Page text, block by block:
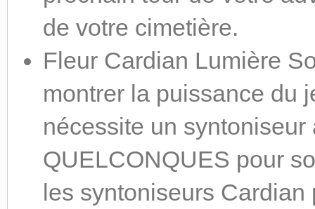
de votre cimetière.
Fleur Cardian Lumière
montrer la puissance du
nécessite un
QUELCONQUES pour
les syntoniseurs